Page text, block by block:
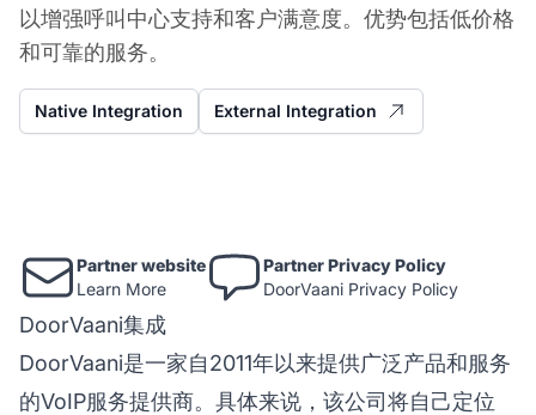
以增强呼叫中心支持和客户满意度。优势包括低价格
和可靠的服务。
Native Integration External Integration
Partner website
Learn More
Partner Privacy Policy
DoorVaani Privacy Policy
DoorVaani集成
DoorVaani是一家自2011年以来提供广泛产品和服务
的VoIP服务提供商。具体来说，该公司将自己定位